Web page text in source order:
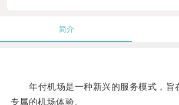
简介
年付机场是一种新兴的服务模式，旨
专属的机场体验。